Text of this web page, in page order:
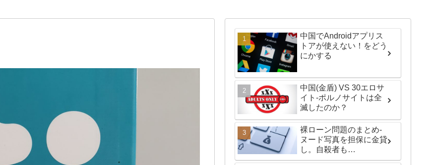
中国でAndroidアプリス
トアが使えない！をどう
にかする
中国(金盾) VS 30エロサ
イト-ポルノサイトは全
滅したのか？
裸ローン問題のまとめ-
ヌード写真を担保に金貸
し。自殺者も…